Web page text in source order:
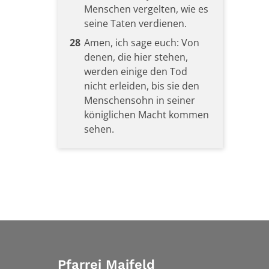
Menschen vergelten, wie es
seine Taten verdienen.
28 Amen, ich sage euch: Von
denen, die hier stehen,
werden einige den Tod
nicht erleiden, bis sie den
Menschensohn in seiner
königlichen Macht kommen
sehen.
Pfarrei Maifeld